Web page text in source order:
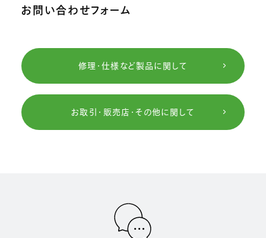
お問い合わせフォーム
修理・仕様など製品に関して
お取引・販売店・その他に関して